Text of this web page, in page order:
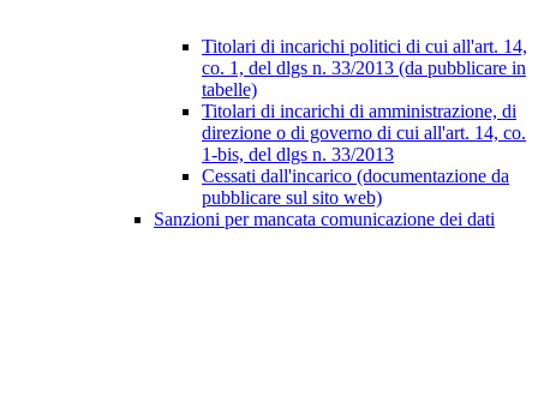
Titolari di incarichi politici di cui all'art. 14,
co. 1, del dlgs n. 33/2013 (da pubblicare in
tabelle)
Titolari di incarichi di amministrazione, di
direzione o di governo di cui all'art. 14, co.
1-bis, del dlgs n. 33/2013
Cessati dall'incarico (documentazione da
pubblicare sul sito web)
Sanzioni per mancata comunicazione dei dati